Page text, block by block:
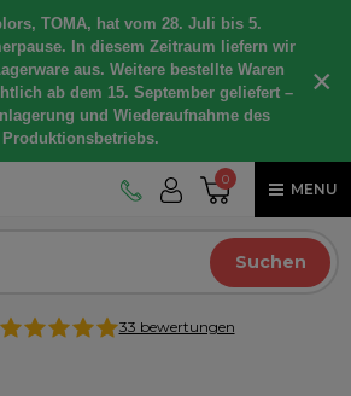
TOMA, hat vom 28. Juli bis 5.
In diesem Zeitraum liefern wir
aus. Weitere bestellte Waren
ab dem 15. September geliefert –
und Wiederaufnahme des
Produktionsbetriebs.
×
0
MENU
Suchen
33 bewertungen